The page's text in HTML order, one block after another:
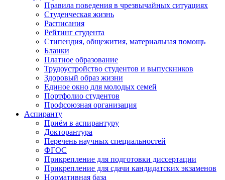
Правила поведения в чрезвычайных ситуациях
Студенческая жизнь
Расписания
Рейтинг студента
Стипендия, общежития, материальная помощь
Бланки
Платное образование
Трудоустройство студентов и выпускников
Здоровый образ жизни
Единое окно для молодых семей
Портфолио студентов
Профсоюзная организация
Аспиранту
Приём в аспирантуру
Докторантура
Перечень научных специальностей
ФГОС
Прикрепление для подготовки диссертации
Прикрепление для сдачи кандидатских экзаменов
Нормативная база